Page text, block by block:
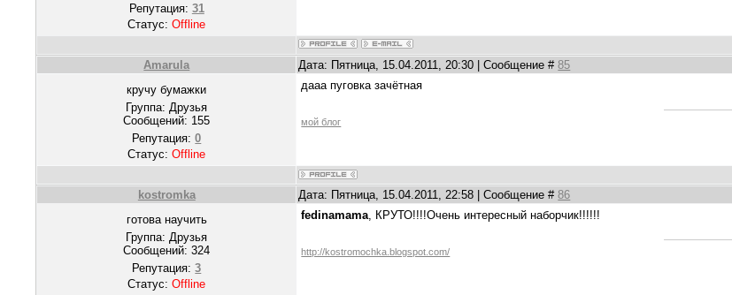
Репутация: 31
Статус:Offline
Amarula Дата: Пятница, 15.04.2011, 20:30 | Сообщение #85
кручу бумажки
Группа: Друзья
Сообщений: 155
Репутация:0
Статус:Offline
дааа пуговка зачётная
мой блог
kostromka Дата: Пятница, 15.04.2011, 22:58 | Сообщение #86
готова научить
Группа: Друзья
Сообщений:324
Репутация:3
Статус:Offline
fedinamama, КРУТО!!!!Очень интересный наборчик!!!!!!
http://kostromochka.blogspot.com/